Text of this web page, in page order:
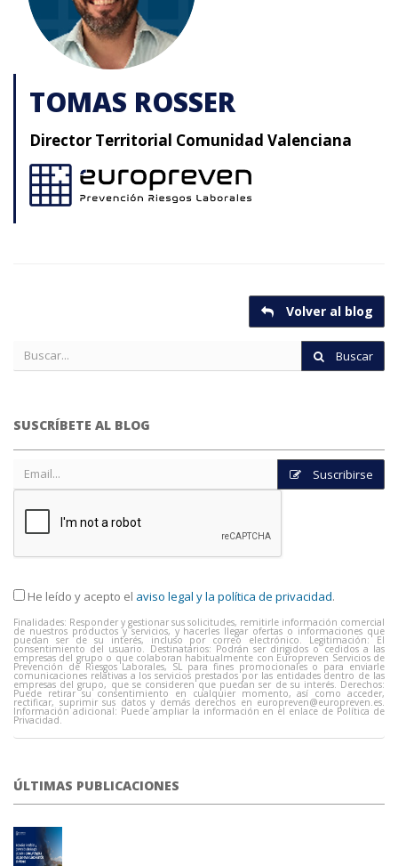
TOMAS ROSSER
Director Territorial Comunidad Valenciana
Volver al blog
Buscar
SUSCRÍBETE AL BLOG
Suscribirse
He leído y acepto el aviso legal y la política de privacidad.
Finalidades: Responder y gestionar sus solicitudes, remitirle información comercial
de nuestros productos y servicios, y hacerles llegar ofertas o informaciones que
puedan ser de su interés, incluso por correo electrónico. Legitimación: El
consentimiento del usuario. Destinatarios: Podrán ser dirigidos o cedidos a las
empresas del grupo o que colaboran habitualmente con Europreven Servicios de
Prevención de Riesgos Laborales, SL para fines promocionales o para enviarle
comunicaciones relativas a los servicios prestados por las entidades dentro de las
empresas del grupo, que se consideren que puedan ser de su interés. Derechos:
Puede retirar su consentimiento en cualquier momento, así como acceder,
rectificar, suprimir sus datos y demás derechos en europreven@europreven.es.
Información adicional: Puede ampliar la información en el enlace de Política de
Privacidad.
ÚLTIMAS PUBLICACIONES